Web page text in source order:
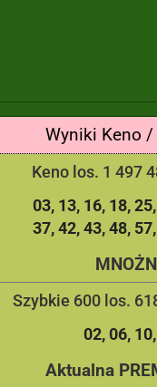
Wyniki Keno
Keno los. 1 497
03 13 16 18 25
37 42 43 48 57
Szybkie 600 los.
02 06 10
Aktualna